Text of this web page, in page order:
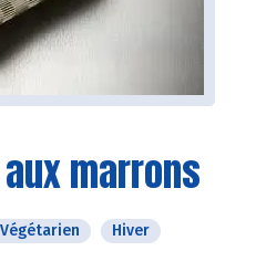
marrons
Végétarien Hiver